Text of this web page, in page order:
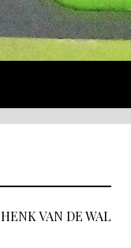
HENK VAN DE WAL